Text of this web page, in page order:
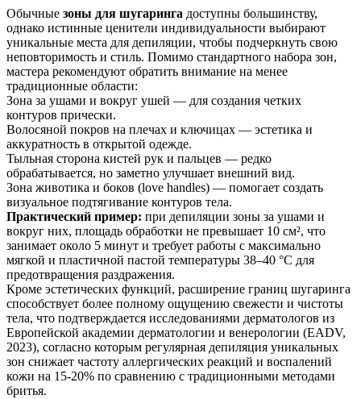
Обычные зоны для шугаринга доступны большинству,
однако истинные ценители индивидуальности выбирают
уникальные места для депиляции, чтобы подчеркнуть свою
неповторимость и стиль. Помимо стандартного набора зон,
мастера рекомендуют обратить внимание на менее
традиционные области:
Зона за ушами и вокруг ушей — для создания четких
контуров прически.
Волосяной покров на плечах и ключицах — эстетика и
аккуратность в открытой одежде.
Тыльная сторона кистей рук и пальцев — редко
обрабатывается, но заметно улучшает внешний вид.
Зона животика и боков (love handles) — помогает создать
визуальное подтягивание контуров тела.
Практический пример: при депиляции зоны за ушами и
вокруг них, площадь обработки не превышает 10 см², что
занимает около 5 минут и требует работы с максимально
мягкой и пластичной пастой температуры 38–40 °C для
предотвращения раздражения.
Кроме эстетических функций, расширение границ шугаринга
способствует более полному ощущению свежести и чистоты
тела, что подтверждается исследованиями дерматологов из
Европейской академии дерматологии и венерологии (EADV,
2023), согласно которым регулярная депиляция уникальных
зон снижает частоту аллергических реакций и воспалений
кожи на 15-20% по сравнению с традиционными методами
бритья.